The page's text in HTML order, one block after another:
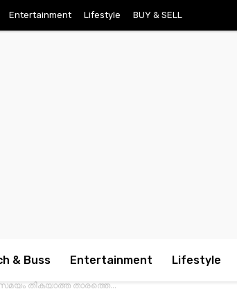
Entertainment Lifestyle BUY & SELL
& Buss Entertainment Lifestyle
സമയം തികയാത്ത താരത്തെ...